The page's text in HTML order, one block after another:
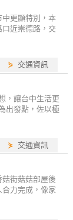
更顯特別，本
近崇德路，交
⋟ 交通資訊
，讓台中生活更
出發點，佐以極
⋟ 交通資訊
街菇菇部屋後
力完成，像家